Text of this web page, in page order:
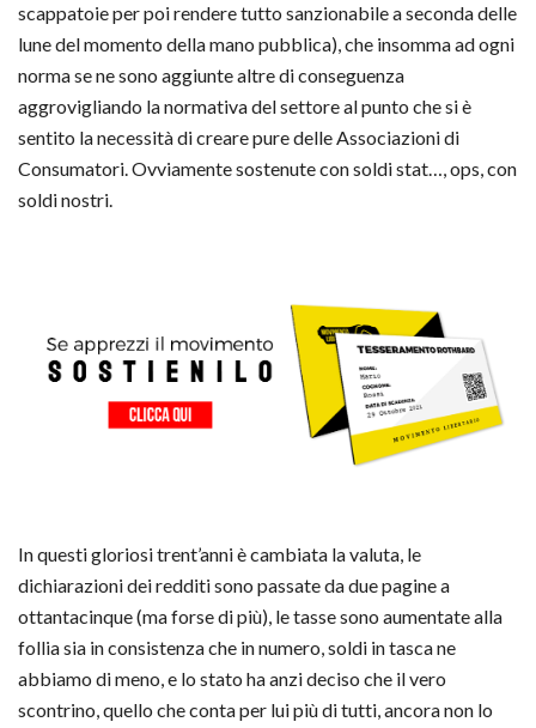
scappatoie per poi rendere tutto sanzionabile a seconda delle
lune del momento della mano pubblica), che insomma ad ogni
norma se ne sono aggiunte altre di conseguenza
aggrovigliando la normativa del settore al punto che si è
sentito la necessità di creare pure delle Associazioni di
Consumatori. Ovviamente sostenute con soldi stat…, ops, con
soldi nostri.
In questi gloriosi trent’anni è cambiata la valuta, le
dichiarazioni dei redditi sono passate da due pagine a
ottantacinque (ma forse di più), le tasse sono aumentate alla
follia sia in consistenza che in numero, soldi in tasca ne
abbiamo di meno, e lo stato ha anzi deciso che il vero
scontrino, quello che conta per lui più di tutti, ancora non lo